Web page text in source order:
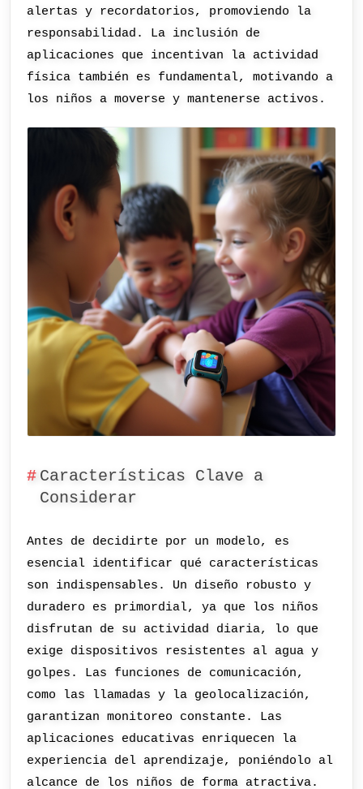
alertas y recordatorios, promoviendo la
responsabilidad. La inclusión de
aplicaciones que incentivan la actividad
física también es fundamental, motivando a
los niños a moverse y mantenerse activos.
Características Clave a
Considerar
Antes de decidirte por un modelo, es
esencial identificar qué características
son indispensables. Un diseño robusto y
duradero es primordial, ya que los niños
disfrutan de su actividad diaria, lo que
exige dispositivos resistentes al agua y
golpes. Las funciones de comunicación,
como las llamadas y la geolocalización,
garantizan monitoreo constante. Las
aplicaciones educativas enriquecen la
experiencia del aprendizaje, poniéndolo al
alcance de los niños de forma atractiva.